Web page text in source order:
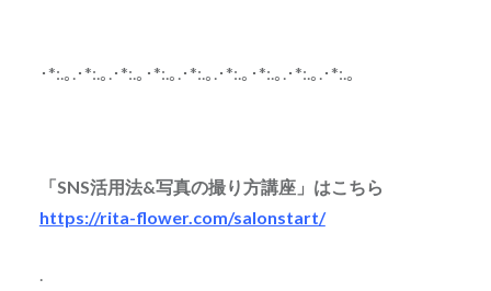
･*:.｡.･*:.｡.･*:.｡･*:.｡.･*:.｡.･*:.｡･*:.｡.･*:.｡.･*:.｡
「SNS活用法&写真の撮り方講座」はこちら
https://rita-flower.com/salonstart/
.